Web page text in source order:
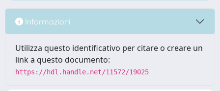
Informazioni
Utilizza questo identificativo per citare o creare un
link a questo documento:
https://hdl.handle.net/11572/19025